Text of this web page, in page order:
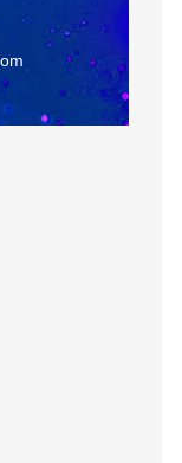
招标公告
司香晖翠
公告
治项目--招
统维修保
）公告
有限公司
渠道代理的
告
展有限公司
化及架空
询单位服